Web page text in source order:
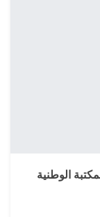
الوطنية